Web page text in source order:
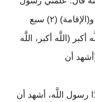
اللَّه ﷺ الأذان تسع عشرة كلمة، و(الإقامة) (٢) سبع
أكبر (اللَّه أكبر، اللَّه
أن محمدًا رسول اللَّه، أشهد أن